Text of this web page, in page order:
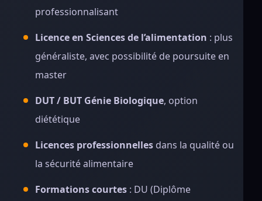
professionnalisant
Licence en Sciences de l’alimentation : plus
généraliste, avec possibilité de poursuite en
master
DUT / BUT Génie Biologique, option
diététique
Licences professionnelles dans la qualité ou
la sécurité alimentaire
Formations courtes : DU (Diplôme